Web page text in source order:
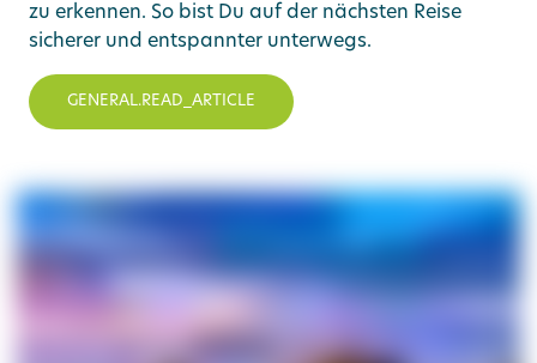
zu erkennen. So bist Du auf der nächsten Reise
sicherer und entspannter unterwegs.
GENERAL.READ_ARTICLE